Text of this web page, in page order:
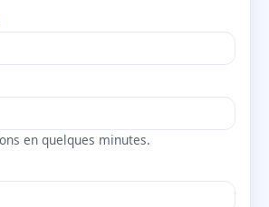
en quelques minutes.